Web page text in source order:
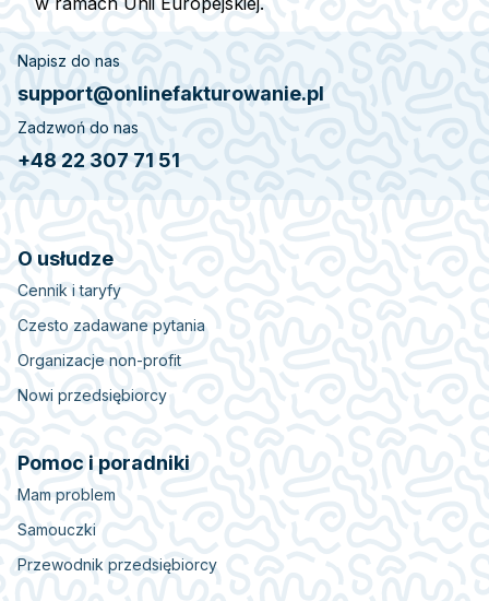
Napisz do nas
support@onlinefakturowanie.pl
Zadzwoń do nas
+48 22 307 71 51
O usłudze
Cennik i taryfy
Czesto zadawane pytania
Organizacje non-profit
Nowi przedsiębiorcy
Pomoc i poradniki
Mam problem
Samouczki
Przewodnik przedsiębiorcy